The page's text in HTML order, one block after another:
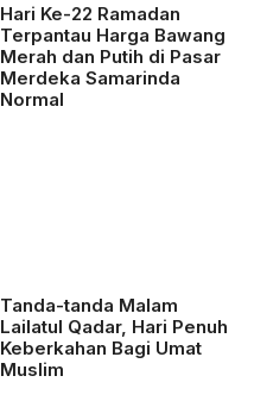
Hari Ke-22 Ramadan
Terpantau Harga Bawang
Merah dan Putih di Pasar
Merdeka Samarinda
Normal
Tanda-tanda Malam
Lailatul Qadar, Hari Penuh
Keberkahan Bagi Umat
Muslim